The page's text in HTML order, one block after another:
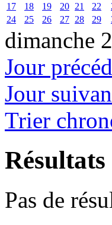
17
18 19 20 21 22
24
25 26 27 28 29
dimanche 2
Jour
Jour
Trier
Pas de